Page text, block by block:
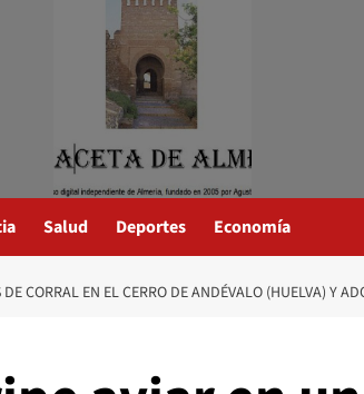
Salud Deportes Economía
CORRAL EN EL CERRO DE ANDÉVALO (HUELVA) Y